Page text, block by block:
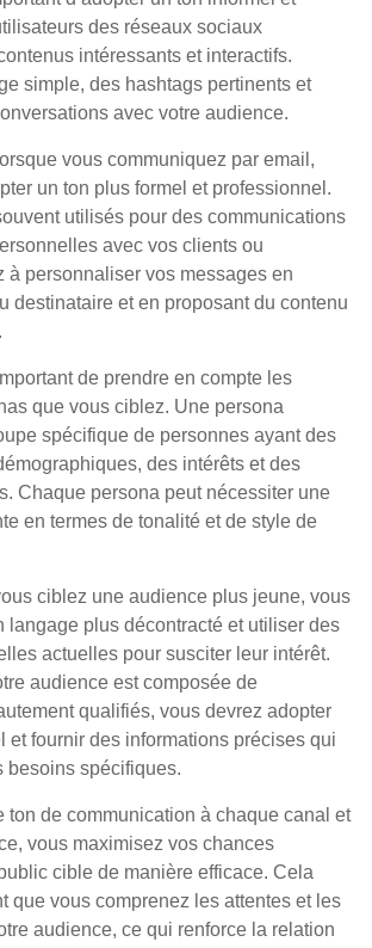
des réseaux sociaux
intéressants et interactifs.
simple, des hashtags pertinents et
avec votre audience.
vous communiquez par email,
un ton plus formel et professionnel.
utilisés pour des communications
avec vos clients ou
à personnaliser vos messages en
destinataire et en proposant du contenu
de prendre en compte les
que vous ciblez. Une persona
spécifique de personnes ayant des
des intérêts et des
Chaque persona peut nécessiter une
en termes de tonalité et de style de
ciblez une audience plus jeune, vous
langage plus décontracté et utiliser des
actuelles pour susciter leur intérêt.
audience est composée de
qualifiés, vous devrez adopter
et fournir des informations précises qui
besoins spécifiques.
ton de communication à chaque canal et
vous maximisez vos chances
cible de manière efficace. Cela
que vous comprenez les attentes et les
audience, ce qui renforce la relation